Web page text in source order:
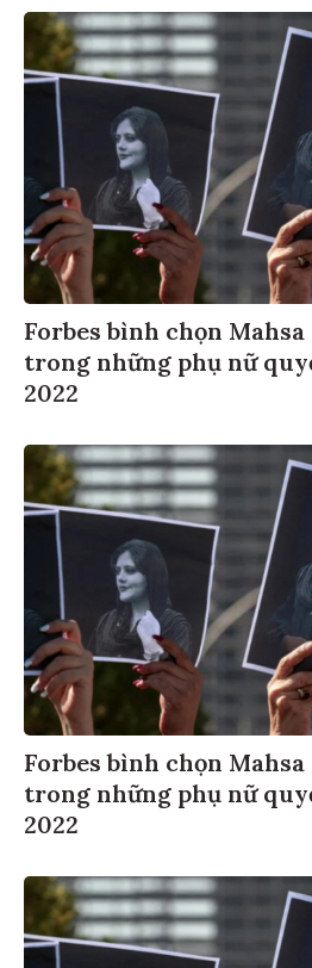
Forbes bình chọn
trong những phụ nữ
2022
Forbes bình chọn
trong những phụ nữ
2022